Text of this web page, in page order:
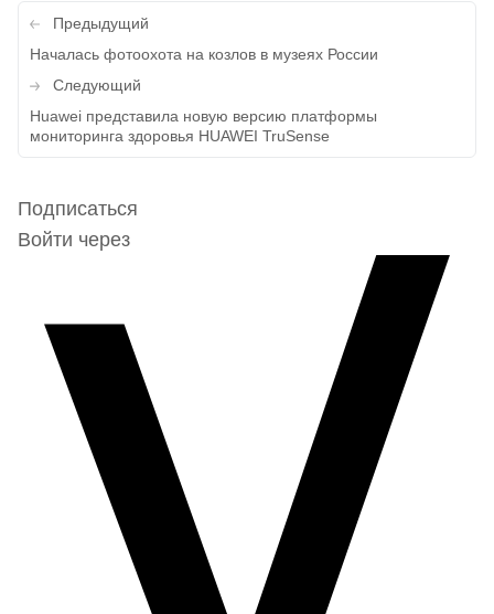
Навигация
по
записям
Предыдущий
Началась фотоохота на козлов в музеях России
Следующий
Huawei представила новую версию платформы
мониторинга здоровья HUAWEI TruSense
Подписаться
Войти через